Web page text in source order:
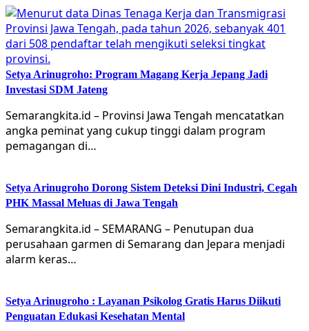
Setya Arinugroho: Program Magang Kerja Jepang Jadi
Investasi SDM Jateng
Semarangkita.id – Provinsi Jawa Tengah mencatatkan
angka peminat yang cukup tinggi dalam program
pemagangan di…
Setya Arinugroho Dorong Sistem Deteksi Dini Industri, Cegah
PHK Massal Meluas di Jawa Tengah
Semarangkita.id – SEMARANG – Penutupan dua
perusahaan garmen di Semarang dan Jepara menjadi
alarm keras…
Setya Arinugroho : Layanan Psikolog Gratis Harus Diikuti
Penguatan Edukasi Kesehatan Mental